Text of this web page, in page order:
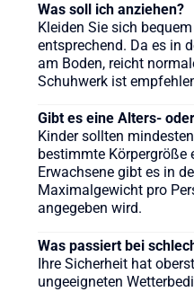
Was soll ich anziehen?
Kleiden Sie sich
entsprechend. Da es in
am Boden, reicht
Schuhwerk ist
Gibt es eine Alters-
Kinder sollten
bestimmte Körpergröße
Erwachsene gibt es in
Maximalgewicht pro
angegeben wird.
Was passiert bei
Ihre Sicherheit hat
ungeeigneten